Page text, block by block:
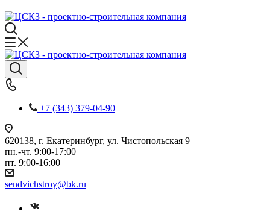
+7 (343) 379-04-90
620138, г. Екатеринбург, ул. Чистопольская 9
пн.-чт. 9:00-17:00
пт. 9:00-16:00
sendvichstroy@bk.ru